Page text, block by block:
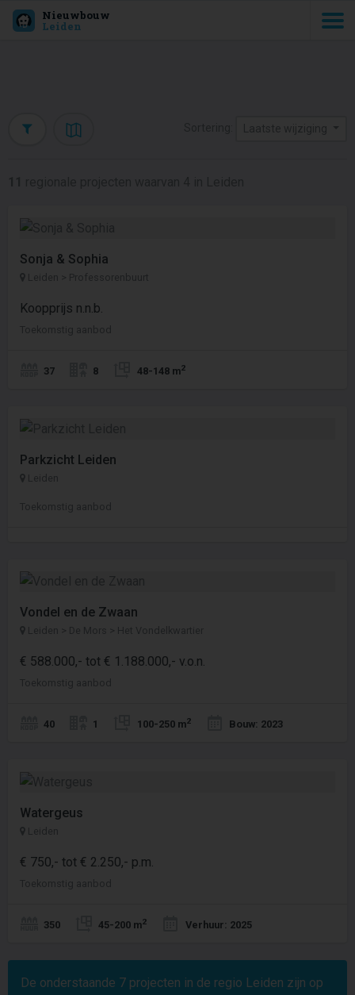
Nieuwbouw
Leiden
Laatste wijziging
Sonja & Sophia
Leiden > Professorenbuurt
Koopprijs n.n.b.
Toekomstig aanbod
37 8 48-148 m2
Parkzicht Leiden
Leiden
Toekomstig aanbod
Vondel en de Zwaan
Leiden > De Mors > Het Vondelkwartier
€ 588.000,- tot € 1.188.000,- v.o.n.
Toekomstig aanbod
40 1 100-250 m2 Bouw: 2023
Watergeus
Leiden
€ 750,- tot € 2.250,- p.m.
Toekomstig aanbod
350 45-200 m2 Verhuur: 2025
De onderstaande 7 projecten in de regio Leiden zijn op